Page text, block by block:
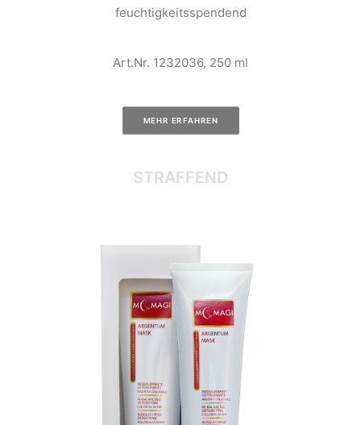
feuchtigkeitsspendend
Art.Nr. 1232036, 250 ml
MEHR ERFAHREN
STRAFFEND